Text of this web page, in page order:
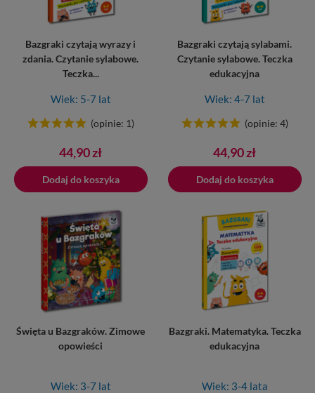
Bazgraki czytają wyrazy i
zdania. Czytanie sylabowe.
Teczka...
Wiek: 5-7 lat
(opinie: 1)
Cena
44,90 zł
Dodaj do koszyka
Bazgraki czytają sylabami.
Czytanie sylabowe. Teczka
edukacyjna
Wiek: 4-7 lat
(opinie: 4)
Cena
44,90 zł
Dodaj do koszyka
Dodano do koszyka
Święta u Bazgraków. Zimowe
opowieści
Wiek: 3-7 lat
Bazgraki. Matematyka. Teczka
edukacyjna
Wiek: 3-4 lata